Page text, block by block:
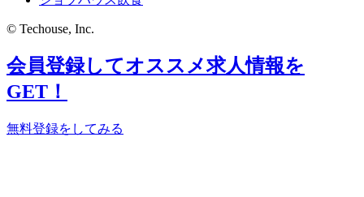
© Techouse, Inc.
会員登録してオススメ求人情報を
GET！
無料登録をしてみる